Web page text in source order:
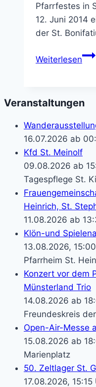
Pfarrfestes in
12. Juni 2014
der St.
WeiterlesenTag
in
St.
Veranstaltungen
16.07.2026 ab
Kfd St. Meinolf
09.08.2026 ab
Tagespflege St.
Heinrich, St.
11.08.2026 ab
Klön-und
13.08.2026,
Pfarrheim St.
Konzert vor dem
Münsterland Trio
14.08.2026 ab
Freundeskreis
Open-Air-Messe
15.08.2026 ab
Marienplatz
50. Zeltlager St.
17.08.2026, 15:15